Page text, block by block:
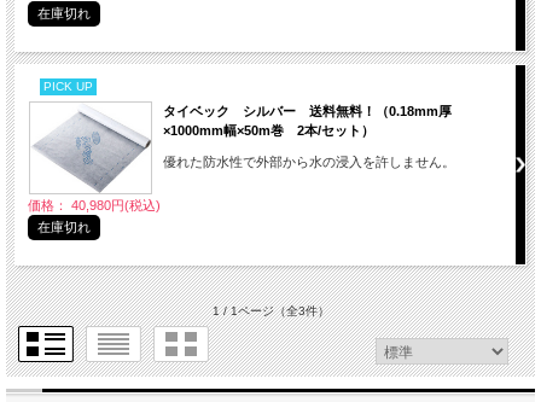
在庫切れ
PICK UP
タイベック シルバー 送料無料！（0.18mm厚
×1000mm幅×50m巻 2本/セット）
優れた防水性で外部から水の浸入を許しません。
価格： 40,980円(税込)
在庫切れ
1 / 1ページ（全3件）